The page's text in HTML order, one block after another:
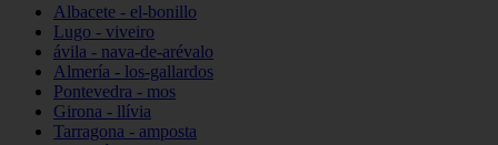
Albacete - el-bonillo
Lugo - viveiro
ávila - nava-de-arévalo
Almería - los-gallardos
Pontevedra - mos
Girona - llívia
Tarragona - amposta